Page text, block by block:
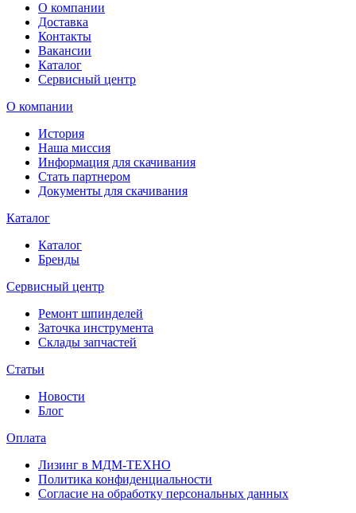
О компании
Доставка
Контакты
Вакансии
Каталог
Сервисный центр
О компании
История
Наша миссия
Информация для скачивания
Стать партнером
Документы для скачивания
Каталог
Каталог
Бренды
Сервисный центр
Ремонт шпинделей
Заточка инструмента
Склады запчастей
Статьи
Новости
Блог
Оплата
Лизинг в МДМ-ТЕХНО
Политика конфиденциальности
Согласие на обработку персональных данных